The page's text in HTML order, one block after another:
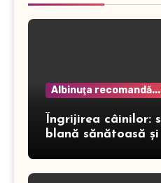
Albinuţa recomandă...
Îngrijirea câinilor:
blană sănătoasă